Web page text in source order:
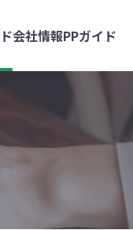
会社情報PPガイド